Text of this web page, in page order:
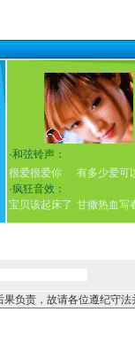
·和弦铃声：
很爱很爱你
有多少爱可
·疯狂音效：
宝贝该起床了 甘撒热血写
负责，故请各位遵纪守